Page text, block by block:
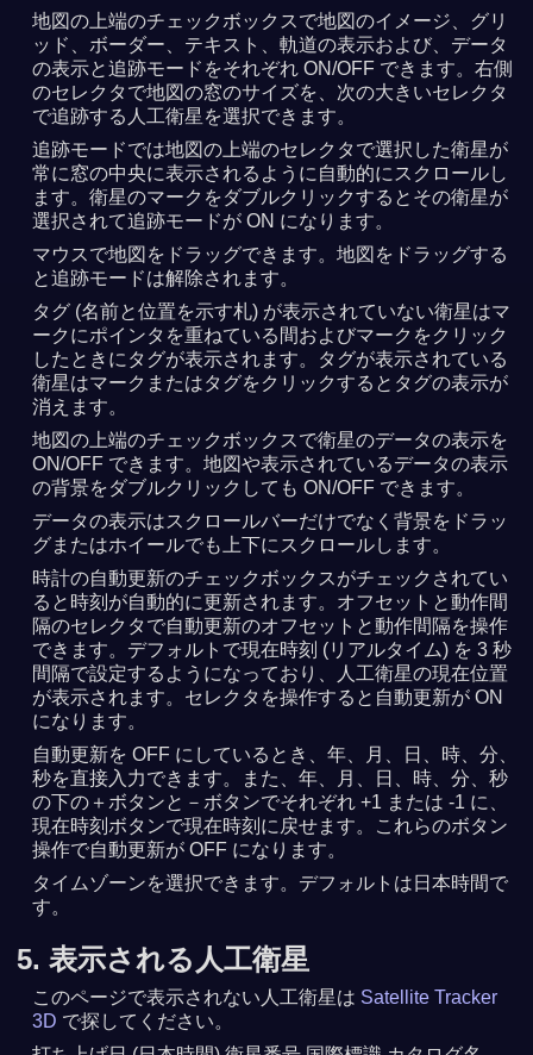
地図の上端のチェックボックスで地図のイメージ、グリ
ッド、ボーダー、テキスト、軌道の表示および、データ
の表示と追跡モードをそれぞれ ON/OFF できます。右側
のセレクタで地図の窓のサイズを、次の大きいセレクタ
で追跡する人工衛星を選択できます。
追跡モードでは地図の上端のセレクタで選択した衛星が
常に窓の中央に表示されるように自動的にスクロールし
ます。衛星のマークをダブルクリックするとその衛星が
選択されて追跡モードが ON になります。
マウスで地図をドラッグできます。地図をドラッグする
と追跡モードは解除されます。
タグ (名前と位置を示す札) が表示されていない衛星はマ
ークにポインタを重ねている間およびマークをクリック
したときにタグが表示されます。タグが表示されている
衛星はマークまたはタグをクリックするとタグの表示が
消えます。
地図の上端のチェックボックスで衛星のデータの表示を
ON/OFF できます。地図や表示されているデータの表示
の背景をダブルクリックしても ON/OFF できます。
データの表示はスクロールバーだけでなく背景をドラッ
グまたはホイールでも上下にスクロールします。
時計の自動更新のチェックボックスがチェックされてい
ると時刻が自動的に更新されます。オフセットと動作間
隔のセレクタで自動更新のオフセットと動作間隔を操作
できます。デフォルトで現在時刻 (リアルタイム) を 3 秒
間隔で設定するようになっており、人工衛星の現在位置
が表示されます。セレクタを操作すると自動更新が ON
になります。
自動更新を OFF にしているとき、年、月、日、時、分、
秒を直接入力できます。また、年、月、日、時、分、秒
の下の＋ボタンと－ボタンでそれぞれ +1 または -1 に、
現在時刻ボタンで現在時刻に戻せます。これらのボタン
操作で自動更新が OFF になります。
タイムゾーンを選択できます。デフォルトは日本時間で
す。
5. 表示される人工衛星
このページで表示されない人工衛星は Satellite Tracker
3D で探してください。